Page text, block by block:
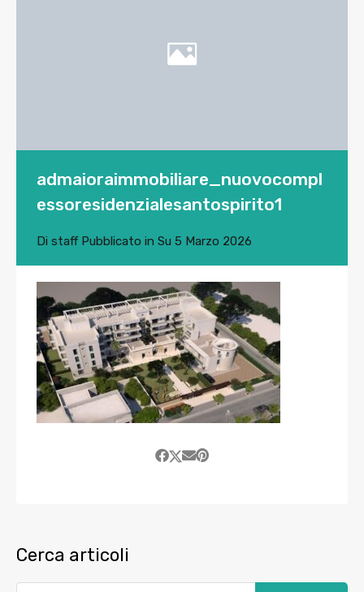
admaioraimmobiliare_nuovocompl
essoresidenzialesantospirito1
Di staffPubblicato in Su 5 Marzo 2026
Cerca articoli